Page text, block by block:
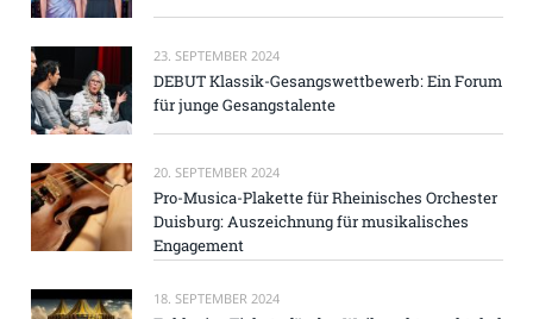
23. SEPTEMBER 2024
DEBUT Klassik-Gesangswettbewerb: Ein Forum
für junge Gesangstalente
20. SEPTEMBER 2024
Pro-Musica-Plakette für Rheinisches Orchester
Duisburg: Auszeichnung für musikalisches
Engagement
18. SEPTEMBER 2024